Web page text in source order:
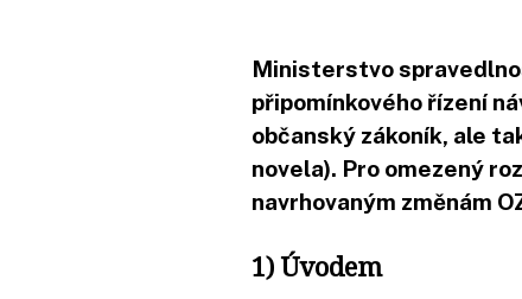
Ministerstvo
připomínkového řízení
občanský zákoník, ale
novela). Pro omezený
navrhovaným změnám
1) Úvodem